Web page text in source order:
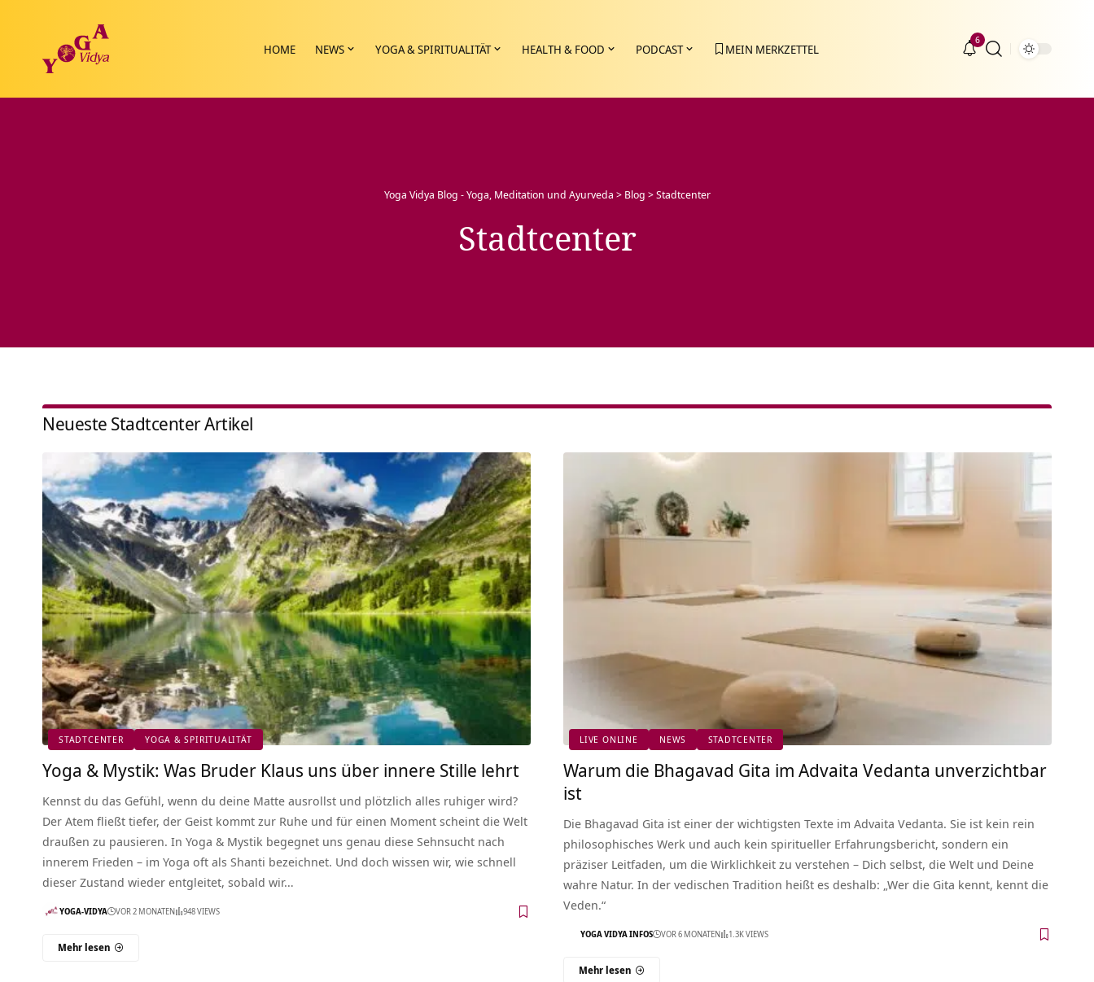
HOME NEWS YOGA & SPIRITUALITÄT HEALTH & FOOD PODCAST MEIN MERKZETTEL
6
Yoga Vidya Blog - Yoga, Meditation und Ayurveda > Blog >Stadtcenter
Stadtcenter
Neueste Stadtcenter Artikel
STADTCENTER YOGA & SPIRITUALITÄT
Yoga & Mystik: Was Bruder Klaus uns über innere Stille lehrt
Kennst du das Gefühl, wenn du deine Matte ausrollst und plötzlich alles ruhiger wird?
Der Atem fließt tiefer, der Geist kommt zur Ruhe und für einen Moment scheint die Welt
draußen zu pausieren. In Yoga & Mystik begegnet uns genau diese Sehnsucht nach
innerem Frieden – im Yoga oft als Shanti bezeichnet. Und doch wissen wir, wie schnell
dieser Zustand wieder entgleitet, sobald wir…
YOGA-VIDYA VOR 2 MONATEN 948 VIEWS
Mehr lesen
LIVE ONLINE NEWS STADTCENTER
Warum die Bhagavad Gita im Advaita Vedanta unverzichtbar
ist
Die Bhagavad Gita ist einer der wichtigsten Texte im Advaita Vedanta. Sie ist kein rein
philosophisches Werk und auch kein spiritueller Erfahrungsbericht, sondern ein
präziser Leitfaden, um die Wirklichkeit zu verstehen – Dich selbst, die Welt und Deine
wahre Natur. In der vedischen Tradition heißt es deshalb: „Wer die Gita kennt, kennt die
Veden.“
YOGA VIDYA INFOS VOR 6 MONATEN 1.3K VIEWS
Mehr lesen